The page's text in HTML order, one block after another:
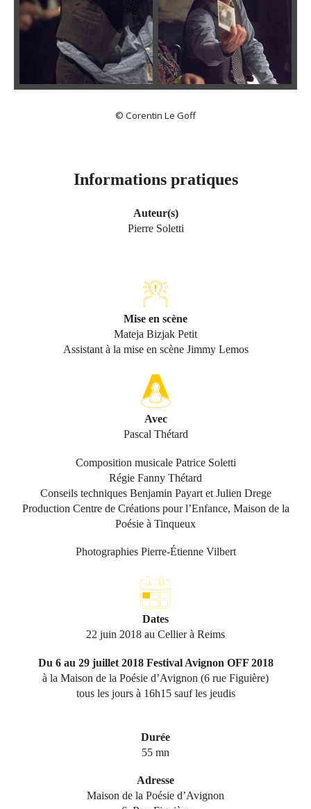
© Corentin Le Goff
Informations pratiques
Auteur(s)
Pierre Soletti
Mise en scène
Mateja Bizjak Petit
Assistant à la mise en scène Jimmy Lemos
Avec
Pascal Thétard
Composition musicale Patrice Soletti
Régie Fanny Thétard
Conseils techniques Benjamin Payart et Julien Drege
Production Centre de Créations pour l’Enfance, Maison de la
Poésie à Tinqueux
Photographies Pierre-Étienne Vilbert
Dates
22 juin 2018 au Cellier à Reims
Du 6 au 29 juillet 2018 Festival Avignon OFF 2018
à la Maison de la Poésie d’Avignon (6 rue Figuière)
tous les jours à 16h15 sauf les jeudis
Durée
55 mn
Adresse
Maison de la Poésie d’Avignon